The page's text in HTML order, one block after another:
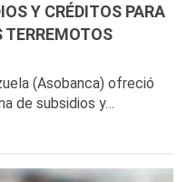
Y CRÉDITOS PARA
TERREMOTOS
(Asobanca) ofreció
de subsidios y…